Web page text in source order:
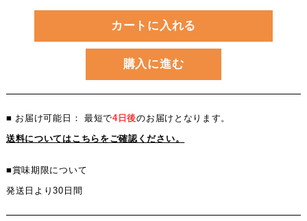
カートに入れる
購入に進む
■ お届け可能日： 最短で4日後のお届けとなります。
送料についてはこちらをご確認ください。
■賞味期限について
発送日より30日間